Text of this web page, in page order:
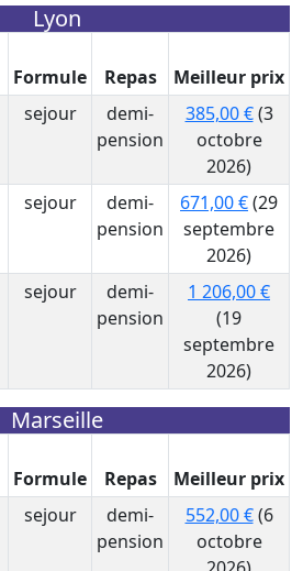
Lyon
Formule Repas
Meilleur prix
sejour
demi-
pension
385,00 €(3
octobre
2026)
sejour
demi-
pension
671,00 €(29
septembre
2026)
sejour
demi-
pension
1 206,00 €
(19
septembre
2026)
Marseille
Formule Repas
Meilleur prix
sejour
demi-
pension
552,00 €(6
octobre